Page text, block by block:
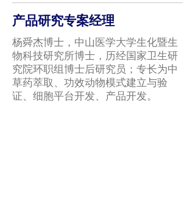
产品研究专案经理
杨舜杰博士，中山医学大学生化暨生
物科技研究所博士，历经国家卫生研
究院环职组博士后研究员；专长为中
草药萃取、功效动物模式建立与验
证、细胞平台开发、产品开发。